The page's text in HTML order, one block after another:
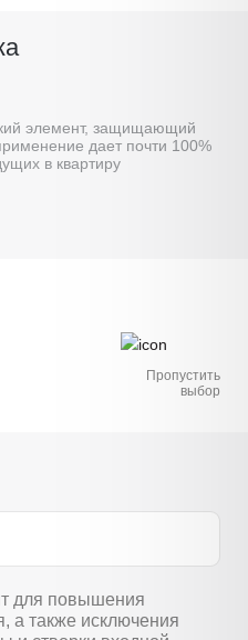
элемент, защищающий
дает почти 100%
в квартиру
Пропустить
выбор
для повышения
а также исключения